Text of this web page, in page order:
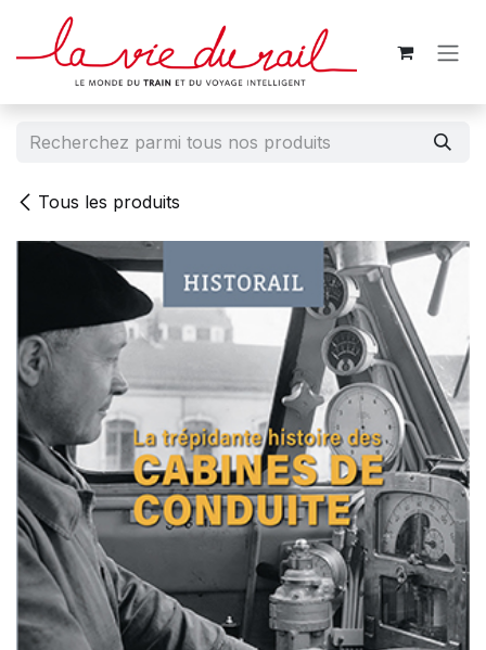
Se rendre au contenu
Tous les produits